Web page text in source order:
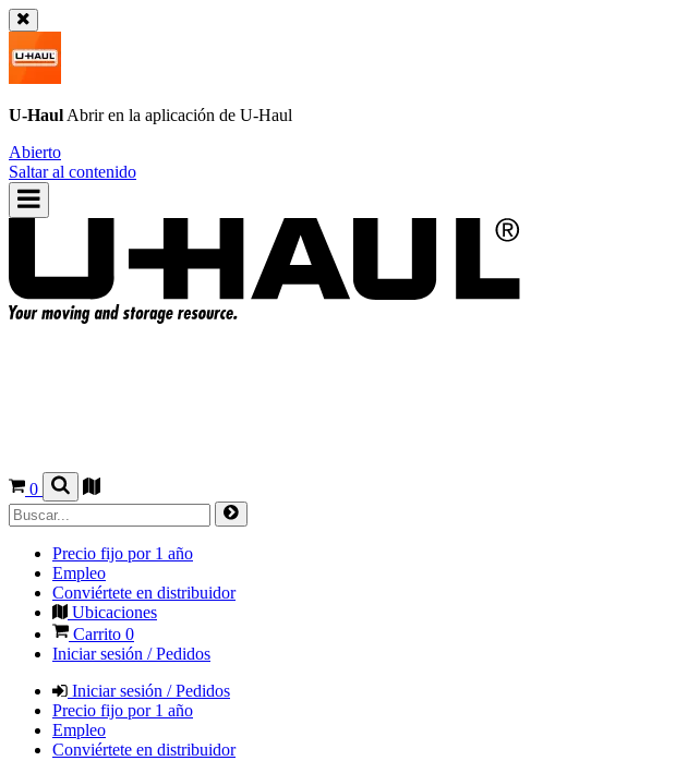
U-Haul Abrir en la aplicación de U-Haul
Abierto
Saltar al contenido
0
Precio fijo por 1 año
Empleo
Conviértete en distribuidor
Ubicaciones
Carrito 0
Iniciar sesión / Pedidos
Iniciar sesión / Pedidos
Precio fijo por 1 año
Empleo
Conviértete en distribuidor